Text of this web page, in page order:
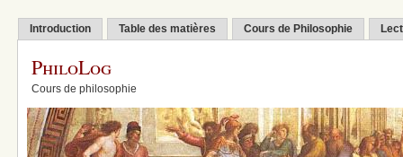
Introduction Table des matières Cours de Philosophie
PhiloLog
Cours de philosophie